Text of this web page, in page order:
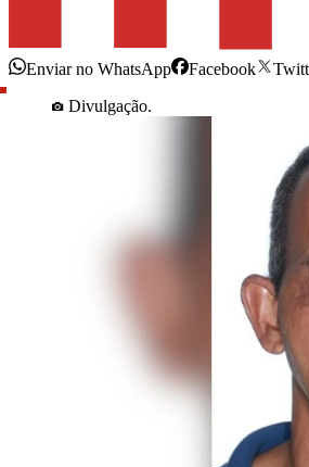
Enviar no WhatsApp Facebook
Divulgação.